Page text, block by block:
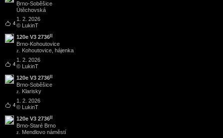
4
Brno-Soběšice
Útěchovská
1. 2. 2026
© LukinT
4
120e V3 2736
Brno-Kohoutovice
z. Kohoutovice, hájenka
1. 2. 2026
© LukinT
4
120e V3 2736
Brno-Soběšice
z. Klarisky
1. 2. 2026
© LukinT
120e V3 2736
Brno-Staré Brno
z. Mendlovo náměstí